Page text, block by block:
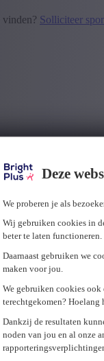
Deze
We proberen je als
Wij gebruiken cookies in
beter te laten functioneren.
Daarnaast gebruiken we
maken voor jou.
We gebruiken cookies ook
terechtgekomen? Hoelang
Dankzij de resultaten
noden van jou en al onze
Solliciteer